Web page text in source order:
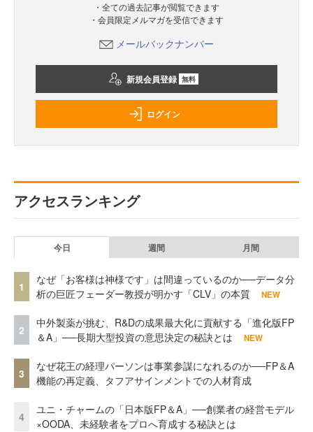
・全ての過去記事が閲覧できます
・会員限定メルマガを受信できます
メールバックナンバー
新規会員登録 無料
ログイン
アクセスランキング
今日 週間 月間
1
なぜ「お客様は神様です」は間違っているのか──データ分
析の巨匠フェーダー教授が明かす「CLV」の本質
NEW
2
中外製薬が挑む、R&Dの成果最大化に貢献する「進化版FP
＆A」──長期大型投資の意思決定の秘訣とは
NEW
3
なぜ花王の経理パーソンは事業参謀になれるのか──FP＆A
機能の再定義、タフアサインメントでの人材育成
4
ユニ・チャームの「日本版FP＆A」──創業者の経営モデル
×OODA、未経験者をプロへ育成する秘訣とは